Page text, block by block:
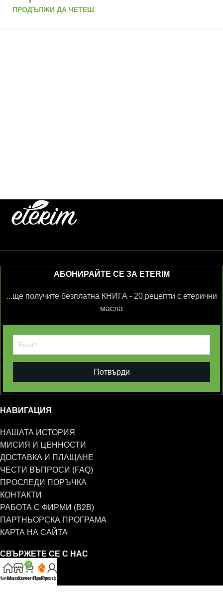
ПРОДЪЛЖИ ДА ЧЕТЕШ
АБОНИРАЙТЕ СЕ ЗА ETERIM
...ще получите безплатна КНИГА - 20 рецепти с етерични
масла
Потвърди
НАВИГАЦИЯ
НАШАТА ИСТОРИЯ
МИСИЯ И ЦЕННОСТИ
ДОСТАВКА И ПЛАЩАНЕ
ЧЕСТИ ВЪПРОСИ (FAQ)
ПРОСЛЕДИ ПОРЪЧКА
КОНТАКТИ
РАБОТА С ФИРМИ (B2B)
ПАРТНЬОРСКА ПРОГРАМА
КАРТА НА САЙТА
СВЪРЖЕТЕ СЕ С НАС
0885 323 661
Магазин
0
КоличкаПромоПрофил